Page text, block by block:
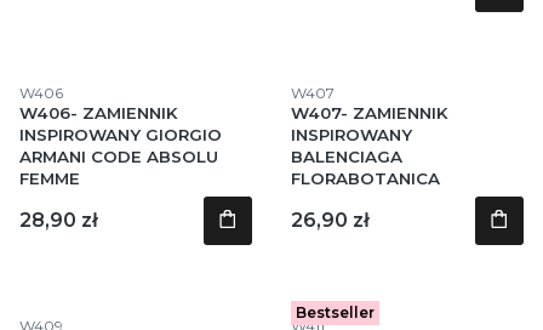
Kod produktu
W406
W406- ZAMIENNIK
INSPIROWANY GIORGIO
ARMANI CODE ABSOLU
FEMME
Cena
28,90 zł
Kod produktu
W407
W407- ZAMIENNIK
INSPIROWANY
BALENCIAGA
FLORABOTANICA
Cena
26,90 zł
Kod produktu
W409
Bestseller
Kod produktu
W411